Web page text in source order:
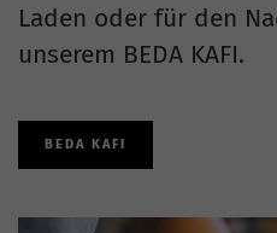
Laden oder für den
unserem BEDA KAFI.
BEDA KAFI